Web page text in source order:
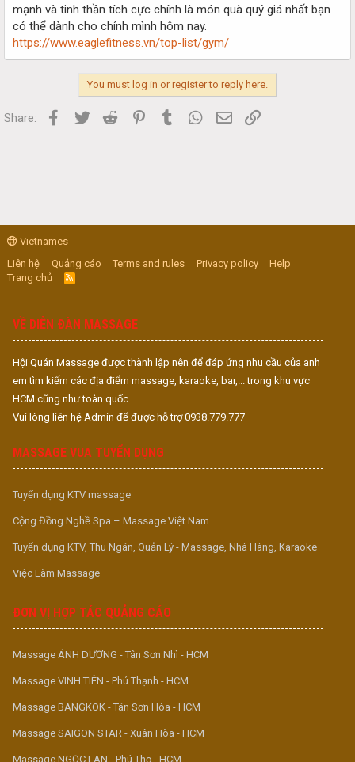
mạnh và tinh thần tích cực chính là món quà quý giá nhất bạn
có thể dành cho chính mình hôm nay.
https://www.eaglefitness.vn/top-list/gym/
You must log in or register to reply here.
Share: Facebook
Twitter Reddit PinterestTumblr WhatsApp
Email
Vietnames
Liên hệ
Quảng cáo Terms and rules Privacy policy
Help
Trang chủ
R
S
VỀ DIỄN ĐÀN MASSAGE
Hội Quán Massage được thành lập nên để đáp ứng nhu cầu của anh
em tìm kiếm các địa điểm massage, karaoke, bar,... trong khu vực
HCM cũng như toàn quốc.
Vui lòng liên hệ Admin để được hỗ trợ 0938.779.777
MASSAGE VUA TUYỂN DỤNG
Tuyển dụng KTV massage
Cộng Đồng Nghề Spa – Massage Việt Nam
Tuyển dụng KTV, Thu Ngân, Quản Lý - Massage, Nhà Hàng, Karaoke
Việc Làm Massage
ĐƠN VỊ HỢP TÁC QUẢNG CÁO
Massage ÁNH DƯƠNG - Tân Sơn Nhì - HCM
Massage VINH TIÊN - Phú Thạnh - HCM
Massage BANGKOK - Tân Sơn Hòa - HCM
Massage SAIGON STAR - Xuân Hòa - HCM
Massage NGỌC LAN - Phú Thọ - HCM